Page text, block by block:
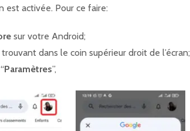
est activée. Pour ce faire:
sur votre Android;
dans le coin supérieur droit de l’écran;
Paramètres”,